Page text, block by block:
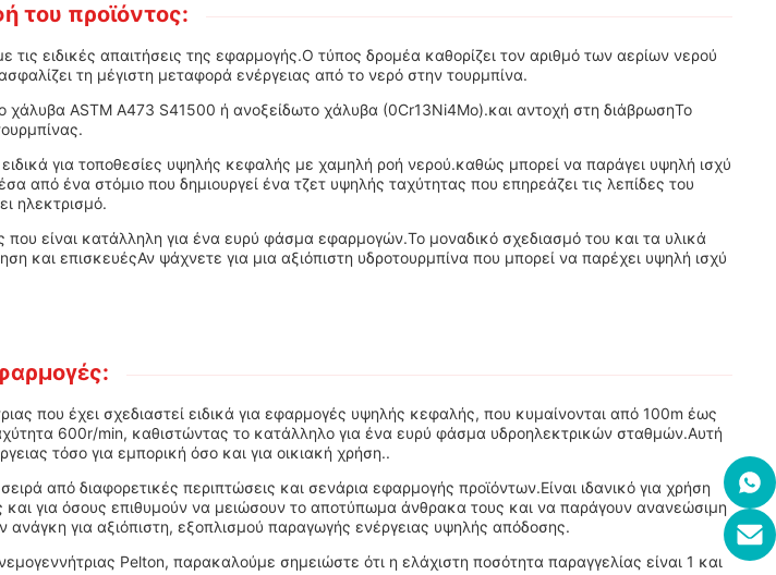
του προϊόντος:
ειδικές απαιτήσεις της εφαρμογής.Ο τύπος δρομέα καθορίζει τον αριθμό των αερίων νερού
τη μέγιστη μεταφορά ενέργειας από το νερό στην τουρμπίνα.
ASTM A473 S41500 ή ανοξείδωτο χάλυβα (0Cr13Ni4Mo).και αντοχή στη διάβρωσηΤο
για τοποθεσίες υψηλής κεφαλής με χαμηλή ροή νερού.καθώς μπορεί να παράγει υψηλή ισχύ
από ένα στόμιο που δημιουργεί ένα τζετ υψηλής ταχύτητας που επηρεάζει τις λεπίδες του
ηλεκτρισμό.
που είναι κατάλληλη για ένα ευρύ φάσμα εφαρμογών.Το μοναδικό σχεδιασμό του και τα υλικά
και επισκευέςΑν ψάχνετε για μια αξιόπιστη υδροτουρμπίνα που μπορεί να παρέχει υψηλή ισχύ
που έχει σχεδιαστεί ειδικά για εφαρμογές υψηλής κεφαλής, που κυμαίνονται από 100m έως
600r/min, καθιστώντας το κατάλληλο για ένα ευρύ φάσμα υδροηλεκτρικών σταθμών.Αυτή
τόσο για εμπορική όσο και για οικιακή χρήση..
από διαφορετικές περιπτώσεις και σενάρια εφαρμογής προϊόντων.Είναι ιδανικό για χρήση
για όσους επιθυμούν να μειώσουν το αποτύπωμα άνθρακα τους και να παράγουν ανανεώσιμη
για αξιόπιστη, εξοπλισμού παραγωγής ενέργειας υψηλής απόδοσης.
Pelton, παρακαλούμε σημειώστε ότι η ελάχιστη ποσότητα παραγγελίας είναι 1 και